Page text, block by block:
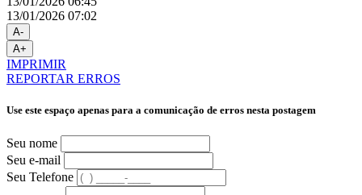
13/01/2026 07:02
A-
A+
IMPRIMIR
REPORTAR ERROS
Use este espaço apenas para a comunicação de erros nesta postagem
Seu nome
Seu e-mail
Seu Telefone